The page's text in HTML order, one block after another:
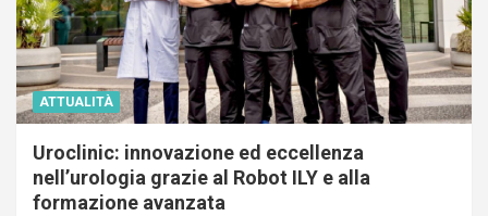
ATTUALITÀ
Uroclinic: innovazione ed eccellenza
nell’urologia grazie al Robot ILY e alla
formazione avanzata